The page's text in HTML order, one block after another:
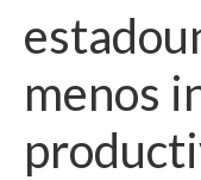
menos